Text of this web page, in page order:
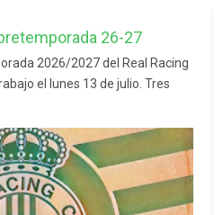
26-27
2026/2027 del Real Racing
el lunes 13 de julio. Tres